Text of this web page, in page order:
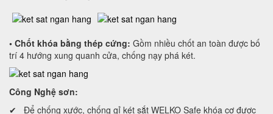
• Chốt khóa bằng thép cứng: Gồm nhiều chốt an toàn được bố
trí 4 hướng xung quanh cửa, chống nạy phá két.
Công Nghệ sơn:
✔ Để chống xước, chống gỉ két sắt WELKO Safe khóa cơ được